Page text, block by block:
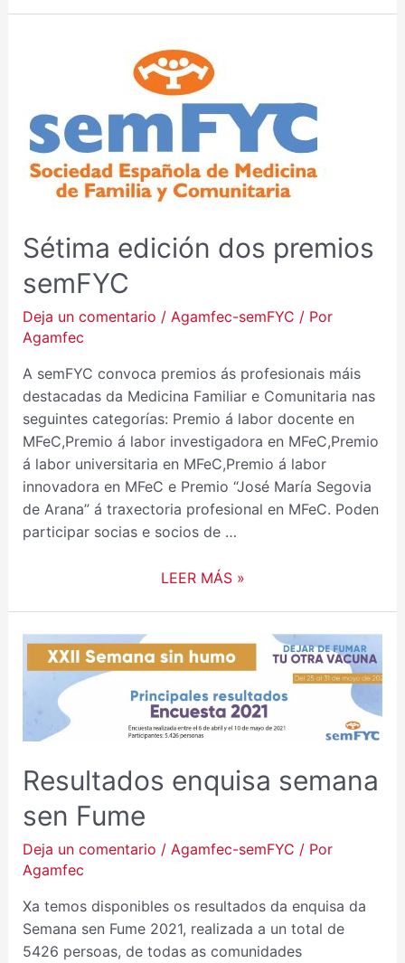
Sétima edición dos premios
semFYC
Deja un comentario / Agamfec-semFYC / Por
Agamfec
A semFYC convoca premios ás profesionais máis
destacadas da Medicina Familiar e Comunitaria nas
seguintes categorías: Premio á labor docente en
MFeC,Premio á labor investigadora en MFeC,Premio
á labor universitaria en MFeC,Premio á labor
innovadora en MFeC e Premio “José María Segovia
de Arana” á traxectoria profesional en MFeC. Poden
participar socias e socios de …
SÉTIMA
EDICIÓN
DOS
PREMIOS
SEMFYC
LEER MÁS »
Resultados enquisa semana
sen Fume
Deja un comentario / Agamfec-semFYC / Por
Agamfec
Xa temos disponibles os resultados da enquisa da
Semana sen Fume 2021, realizada a un total de
5426 persoas, de todas as comunidades